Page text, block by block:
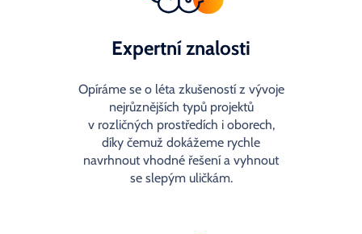
Expertní znalosti
Opíráme se o léta zkušeností z vývoje
nejrůznějších typů projektů
v rozličných prostředích i oborech,
díky čemuž dokážeme rychle
navrhnout vhodné řešení a vyhnout
se slepým uličkám.